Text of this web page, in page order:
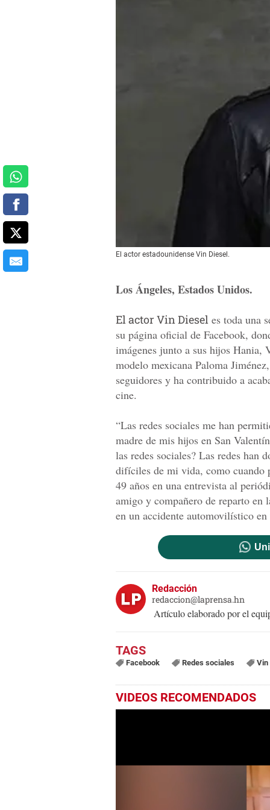
El actor estadounidense Vin Diesel.
Los Ángeles, Estados Unidos.
El actor Vin Diesel es toda una
su página oficial de Facebook,
imágenes junto a sus hijos
modelo mexicana Paloma
seguidores y ha contribuido a
cine.
“Las redes sociales me han
madre de mis hijos en San
las redes sociales? Las redes han
difíciles de mi vida, como cuando
49 años en una entrevista al
amigo y compañero de reparto
en un accidente automovilístico en
Redacción
redaccion@laprensa.hn
Artículo elaborado por el
Facebook Redes sociales Vin
VIDEOS RECOMENDADOS